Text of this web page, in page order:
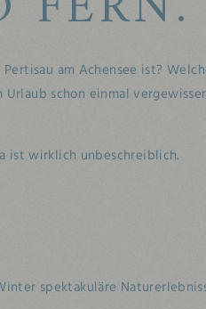
am Achensee ist?
schon einmal
ist wirklich unbeschreiblich.
spektakuläre